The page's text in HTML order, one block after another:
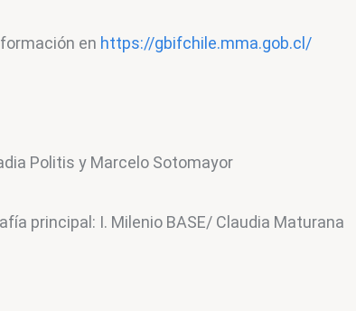
en https://gbifchile.mma.gob.cl/
Politis y Marcelo Sotomayor
principal: I. Milenio BASE/ Claudia Maturana